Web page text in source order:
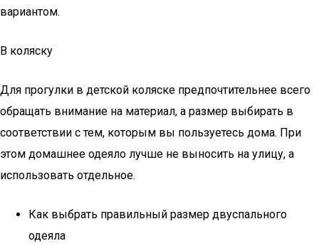
вариантом.
В коляску
Для прогулки в детской коляске предпочтительнее всего
обращать внимание на материал, а размер выбирать в
соответствии с тем, которым вы пользуетесь дома. При
этом домашнее одеяло лучше не выносить на улицу, а
использовать отдельное.
Как выбрать правильный размер двуспального
одеяла